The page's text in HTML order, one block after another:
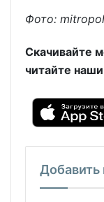
Фото:
Скачивайте
читайте